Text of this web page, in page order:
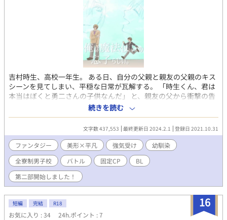
吉村時生、高校一年生。 ある日、自分の父親と親友の父親のキス
シーンを見てしまい、平穏な日常が瓦解する。 「時生くん、君は
本当はぼくと勇二さんの子供なんだ」 と、親友の父から衝撃の告
白。 なんと、二人は魔法使いでカップルで、魔法で子供（俺）を
作ったらしい。 母ちゃん同士もカップルで、親父と母ちゃんは偽
装結婚だったとか。 「でさ、魔法で生まれた子供は、絶対に魔法
使いになるんだよ」 と、のほほんと言う父親。しかも、魔法の存
在を知ったが最後、魔法の修業が義務付けられるらしい。 でも、
魔法学園つったって、俺は魔法なんて使えたことないわけで。 同
じ境遇の親友のイノリと、時生は「全寮制魔法学園」に転校する
こととなる。 「まー、俺はぁ。トキちゃんと一緒ならなんでもい
いかなぁ」 「そおかあ？ お前ってマジ呑気だよなあ」 腹黒美形
さんに頂きました(*^^*)
続きを読む
文字数 437,553 最終更新日 2024.2.1 登録日 2021.10.31
ファンタジー 美形×平凡 強気受け
幼馴染
全寮制男子校
バトル 固定CP
BL
第二部開始しました！
16
短編 完結 R18
お気に入り : 34 24h.ポイント : 7